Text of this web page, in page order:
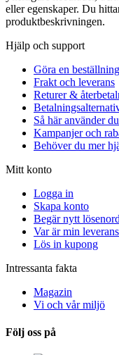
eller egenskaper. Du
produktbeskrivningen.
Hjälp och support
Göra en beställning
Frakt och leverans
Returer &
Så här använder
Kampanjer och
Behöver du mer
Mitt konto
Logga in
Skapa konto
Begär nytt lösenord
Var är min
Lös in kupong
Intressanta fakta
Magazin
Vi och vår miljö
Följ oss på